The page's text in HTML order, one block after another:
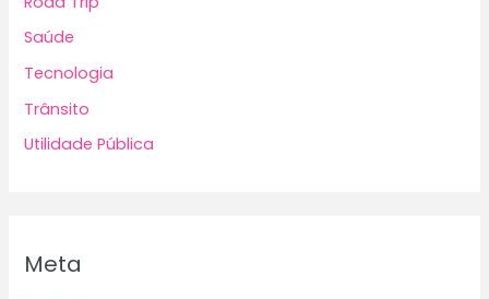
Saúde
Tecnologia
Trânsito
Utilidade Pública
Meta